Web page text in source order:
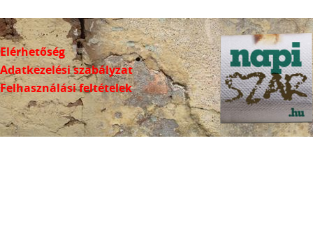
Elérhetőség
Adatkezelési szabályzat
Felhasználási feltételek